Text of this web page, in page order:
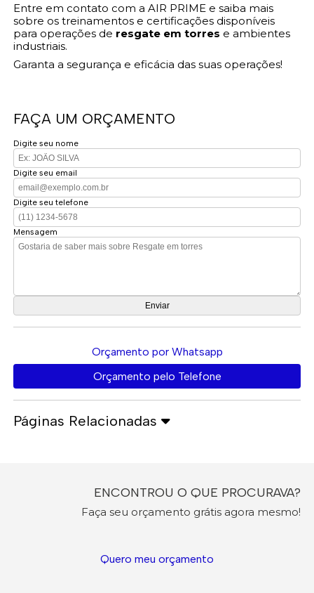
Entre em contato com a AIR PRIME e saiba mais
sobre os treinamentos e certificações disponíveis
para operações de resgate em torres e ambientes
industriais.
Garanta a segurança e eficácia das suas operações!
FAÇA UM ORÇAMENTO
Digite seu nome
Digite seu email
Digite seu telefone
Mensagem
Orçamento por Whatsapp
Orçamento pelo Telefone
Páginas Relacionadas
ENCONTROU O QUE PROCURAVA?
Faça seu orçamento grátis agora mesmo!
Quero meu orçamento